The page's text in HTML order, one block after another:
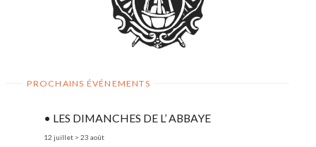
PROCHAINS ÉVÉNEMENTS
• LES DIMANCHES DE L’ ABBAYE
12 juillet >23 août